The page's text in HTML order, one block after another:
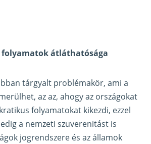
átláthatósága
tárgyalt problémakör, ami a
az az, ahogy az országokat
folyamatokat kikezdi, ezzel
a nemzeti szuverenitást is
jogrendszere és az államok